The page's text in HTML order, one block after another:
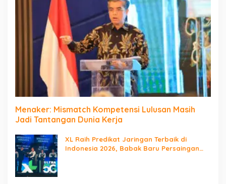
Menaker: Mismatch Kompetensi Lulusan Masih
Jadi Tantangan Dunia Kerja
XL Raih Predikat Jaringan Terbaik di
Indonesia 2026, Babak Baru Persaingan